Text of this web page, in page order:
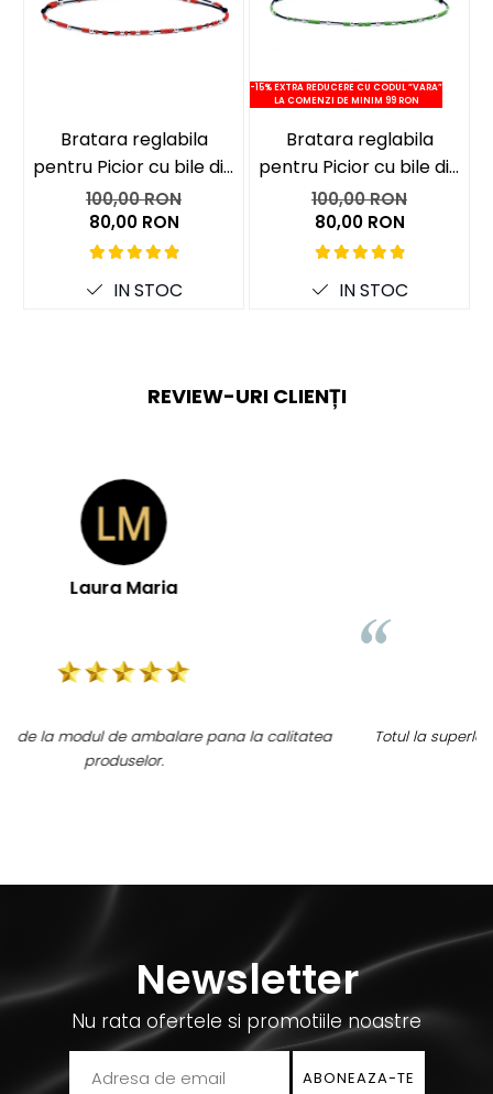
Bratara reglabila
pentru Picior cu bile din
Argint 925 si margele
Miyuki rosii
100,00 RON
80,00 RON
IN STOC
-15% EXTRA REDUCERE CU CODUL ”VARA”
LA COMENZI DE MINIM 99 RON
Bratara reglabila
pentru Picior cu bile din
Argint 925 si margele
Miyuki verzi
100,00 RON
80,00 RON
IN STOC
REVIEW-URI CLIENȚI
Doina Georgescu
Totul la superlativ! Produsul, fix descrierea, ambalaj, livrare.
Newsletter
Nu rata ofertele si promotiile noastre